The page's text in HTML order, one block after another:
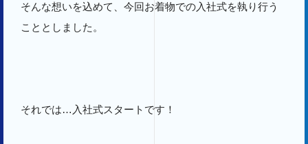
そんな想いを込めて、今回お着物での入社式を執り行う
こととしました。
それでは…入社式スタートです！